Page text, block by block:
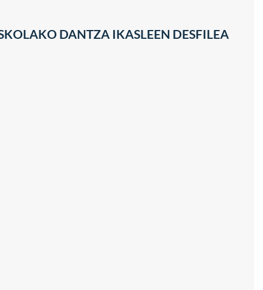
DANTZA IKASLEEN DESFILEA